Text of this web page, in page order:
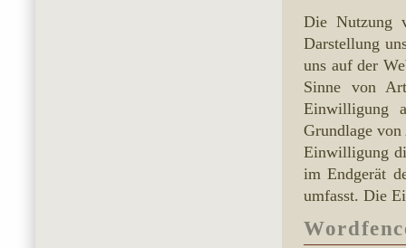
Die Nutzung
Darstellung
uns auf der
Sinne von
Einwilligung
Grundlage
Einwilligung
im Endgerät
umfasst. Die